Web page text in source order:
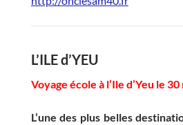
L’ILE d’YEU
Voyage école à l’Ile d’Yeu le
L’une des plus belles